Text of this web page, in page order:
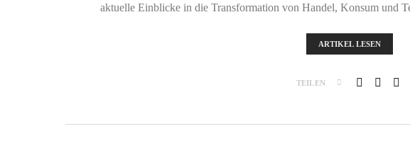
aktuelle Einblicke in die Transformation von Handel, Konsum und
ARTIKEL LESEN
TEILEN